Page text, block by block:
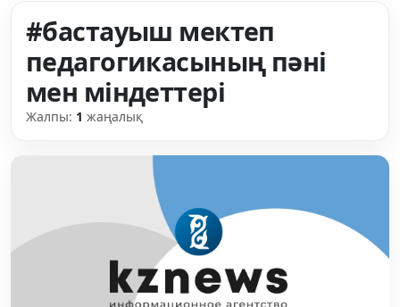
#бастауыш мектеп
педагогикасының пәні
мен міндеттері
Жалпы: 1 жаңалық